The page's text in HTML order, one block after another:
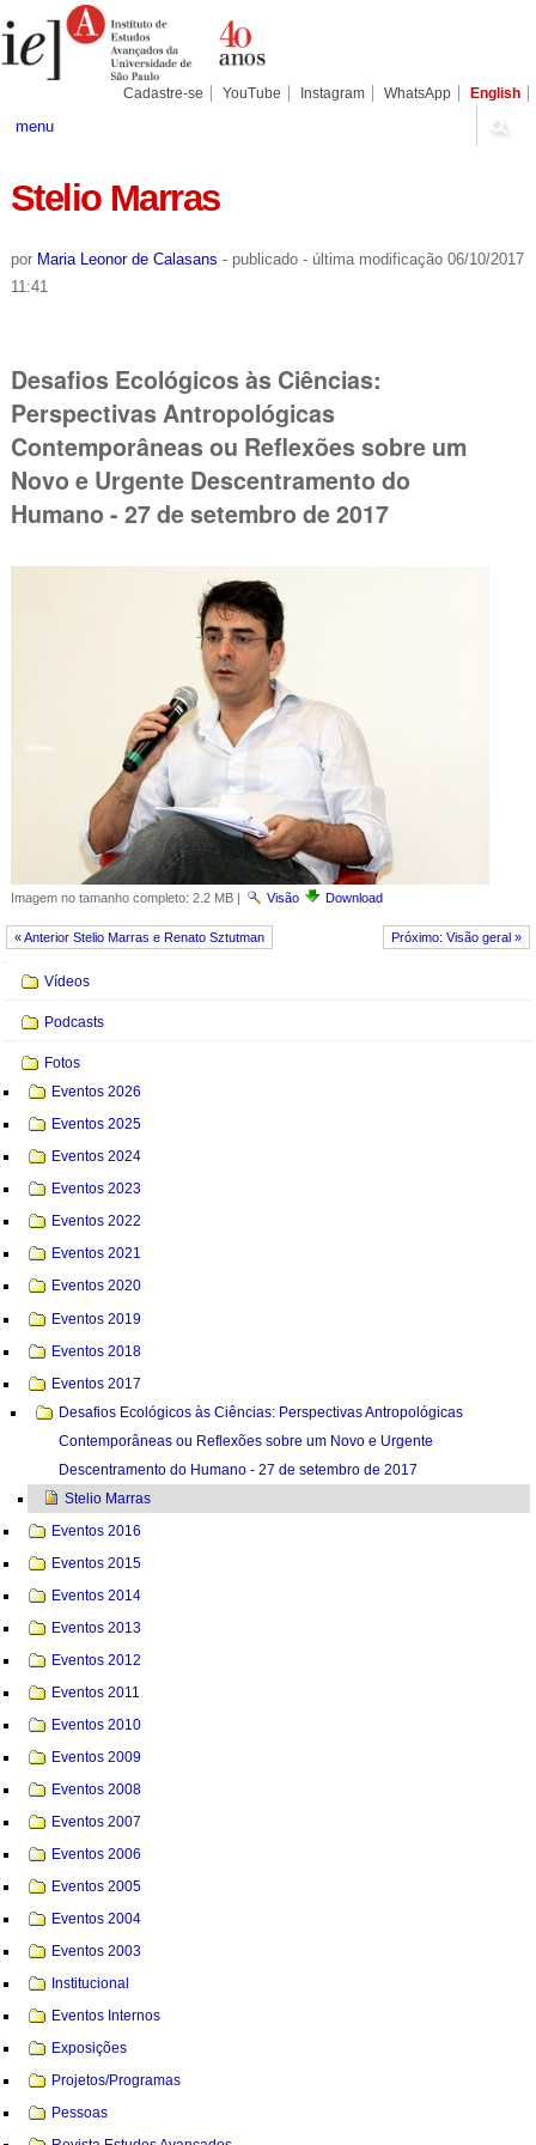
para
conteúdo.
Pessoais
Cadastre-se YouTube Instagram WhatsApp English
menu
Stelio Marras
por Maria Leonor de Calasans - publicado - última modificação06/10/2017
11:41
Desafios Ecológicos às Ciências:
Perspectivas Antropológicas
Contemporâneas ou Reflexões sobre um
Novo e Urgente Descentramento do
Humano - 27 de setembro de 2017
Imagem no tamanho completo: 2.2 MB| Visão Download
« Anterior Stelio Marras e Renato Sztutman Próximo: Visão geral »
Vídeos
Podcasts
Fotos
Eventos 2026
Eventos 2025
Eventos 2024
Eventos 2023
Eventos 2022
Eventos 2021
Eventos 2020
Eventos 2019
Eventos 2018
Eventos 2017
Desafios Ecológicos às Ciências: Perspectivas Antropológicas
Contemporâneas ou Reflexões sobre um Novo e Urgente
Descentramento do Humano - 27 de setembro de 2017
Stelio Marras
Eventos 2016
Eventos 2015
Eventos 2014
Eventos 2013
Eventos 2012
Eventos 2011
Eventos 2010
Eventos 2009
Eventos 2008
Eventos 2007
Eventos 2006
Eventos 2005
Eventos 2004
Eventos 2003
Institucional
Eventos Internos
Exposições
Projetos/Programas
Pessoas